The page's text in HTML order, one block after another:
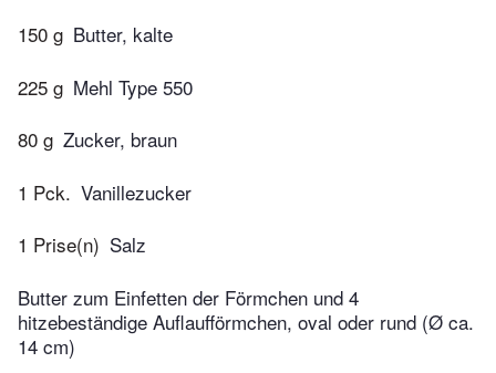
150 g Butter, kalte
225 g Mehl Type 550
80 g Zucker, braun
1 Pck. Vanillezucker
1 Prise(n) Salz
Butter zum Einfetten der Förmchen und 4
hitzebeständige Auflaufförmchen, oval oder rund (Ø ca.
14 cm)